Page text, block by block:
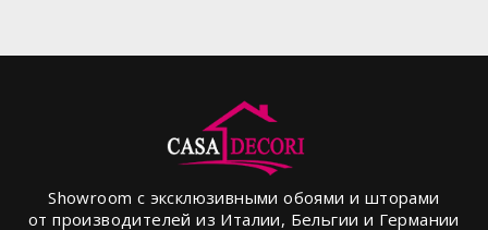
Showroom с эксклюзивными обоями и шторами
от производителей из Италии, Бельгии и Германии